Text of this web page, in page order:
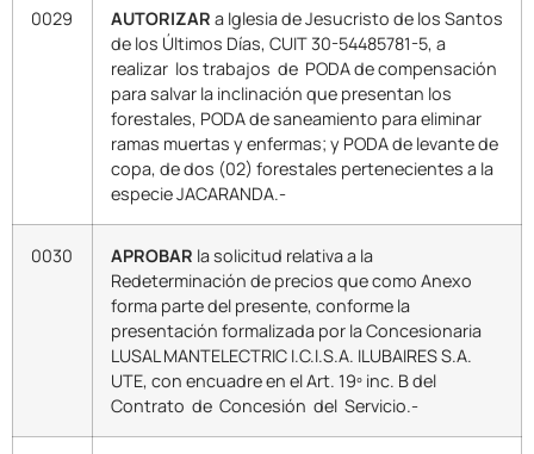
0029 AUTORIZAR a Iglesia de Jesucristo de los Santos
de los Últimos Días, CUIT 30-54485781-5, a
realizar los trabajos de PODA de compensación
para salvar la inclinación que presentan los
forestales, PODA de saneamiento para eliminar
ramas muertas y enfermas; y PODA de levante de
copa, de dos (02) forestales pertenecientes a la
especie JACARANDA.-
0030 APROBAR la solicitud relativa a la
Redeterminación de precios que como Anexo
forma parte del presente, conforme la
presentación formalizada por la Concesionaria
LUSAL MANTELECTRIC I.C.I.S.A. ILUBAIRES S.A.
UTE, con encuadre en el Art. 19º inc. B del
Contrato de Concesión del Servicio.-